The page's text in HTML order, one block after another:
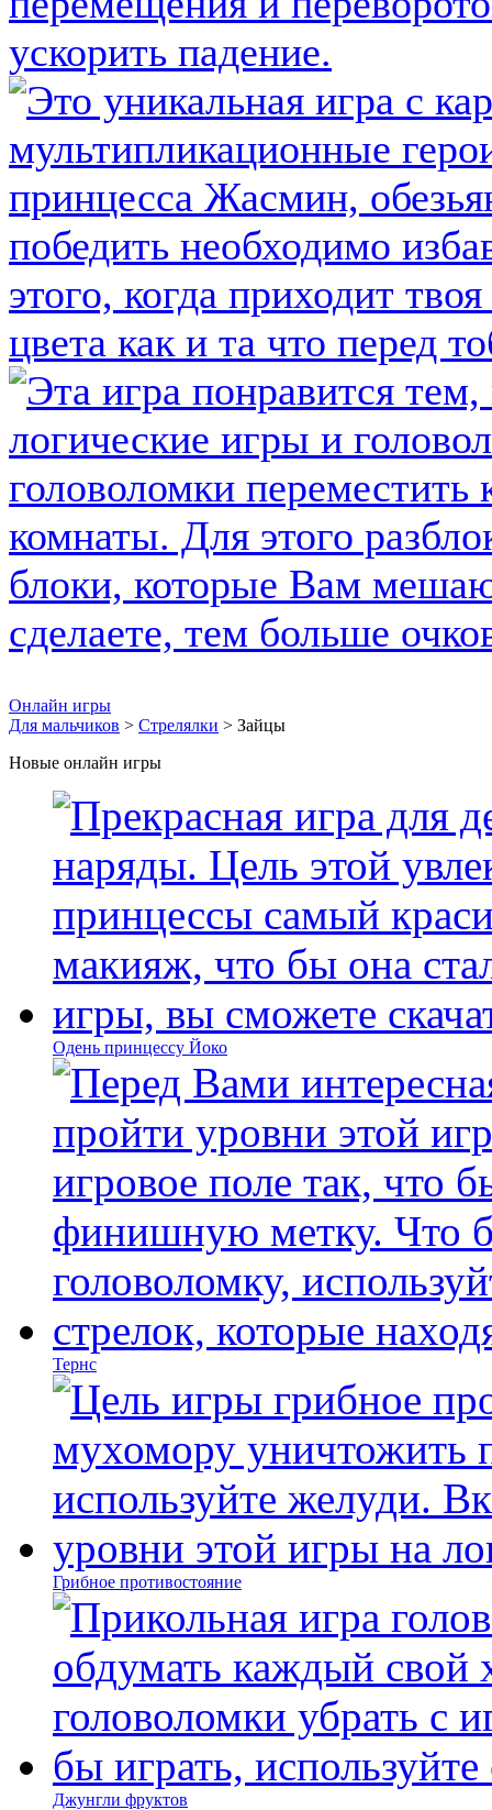
Онлайн игры
Для мальчиков > Стрелялки > Зайцы
Новые онлайн игры
Одень принцессу Йоко
Тернс
Грибное противостояние
Джунгли фруктов